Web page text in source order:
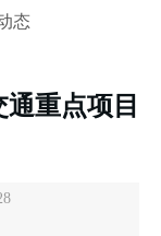
态
重点项目